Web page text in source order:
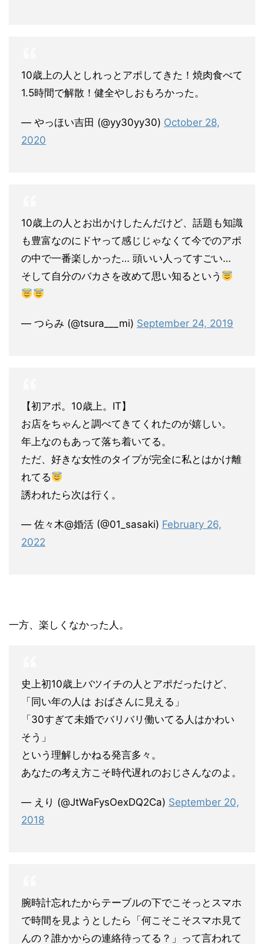
10歳上の人としれっとアポしてきた！焼肉食べて
1.5時間で解散！健全やしおもろかった。
— やっほい吉田 (@yy30yy30) October 28,
2020
10歳上の人とお出かけしたんだけど、話題も知識
も豊富なのにドヤって感じじゃなくて今でのアポ
の中で一番楽しかった… 頭いい人ってすごい…
そして自分のバカさを改めて思い知るという
— つらみ (@tsura___mi) September 24, 2019
【初アポ。10歳上。IT】
お店をちゃんと調べてきてくれたのが嬉しい。
年上なのもあって落ち着いてる。
ただ、好きな女性のタイプが完全に私とはかけ離
れてる
誘われたら次は行く。
— 佐々木@婚活 (@01_sasaki) February 26,
2022
一方、楽しくなかった人。
史上初10歳上バツイチの人とアポだったけど、
「同い年の人は おばさんに見える」
「30すぎて未婚でバリバリ働いてる人はかわい
そう」
という理解しかねる発言多々。
あなたの考え方こそ時代遅れのおじさんなのよ。
— えり (@JtWaFysOexDQ2Ca) September 20,
2018
腕時計忘れたからテーブルの下でこそっとスマホ
で時間を見ようとしたら「何こそこそスマホ見て
んの？誰かからの連絡待ってる？」って言われて